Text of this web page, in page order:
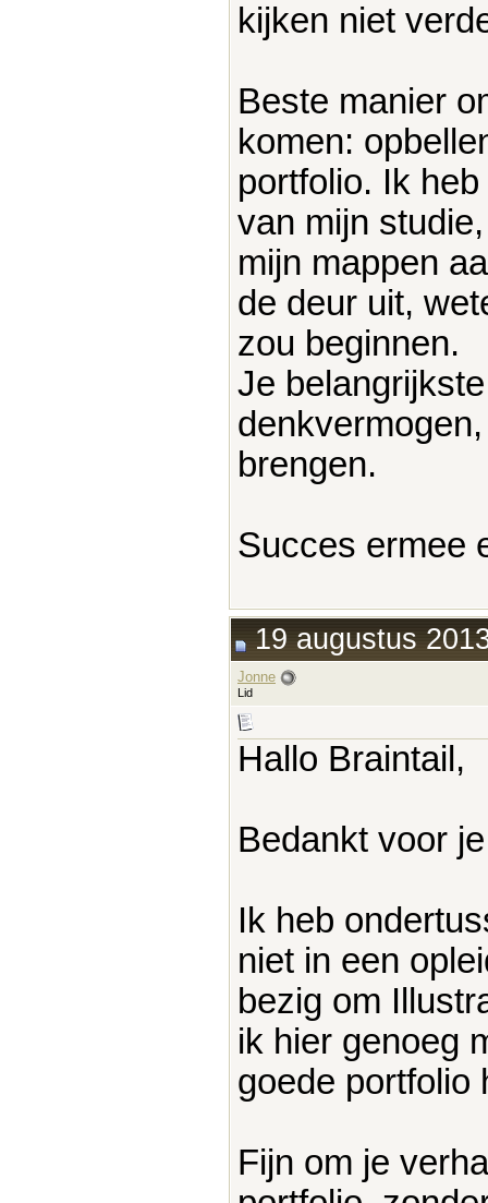
kijken niet
Beste manier
komen:
portfolio. Ik
van mijn
mijn mappen
de deur uit,
zou beginnen.
Je
brengen.
Succes ermee
19 augustus
Jonne
Lid
Hallo Braintail,
Bedankt voor
Ik heb
niet in een
bezig om
ik hier genoeg
goede portfolio
Fijn om je